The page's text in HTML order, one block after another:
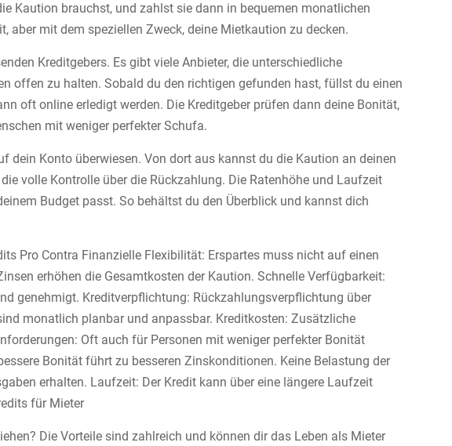
Kaution brauchst, und zahlst sie dann in bequemen monatlichen
aber mit dem speziellen Zweck, deine Mietkaution zu decken.
Kreditgebers. Es gibt viele Anbieter, die unterschiedliche
offen zu halten. Sobald du den richtigen gefunden hast, füllst du einen
oft online erledigt werden. Die Kreditgeber prüfen dann deine Bonität,
mit weniger perfekter Schufa.
dein Konto überwiesen. Von dort aus kannst du die Kaution an deinen
volle Kontrolle über die Rückzahlung. Die Ratenhöhe und Laufzeit
Budget passt. So behältst du den Überblick und kannst dich
Pro Contra Finanzielle Flexibilität: Erspartes muss nicht auf einen
erhöhen die Gesamtkosten der Kaution. Schnelle Verfügbarkeit:
genehmigt. Kreditverpflichtung: Rückzahlungsverpflichtung über
monatlich planbar und anpassbar. Kreditkosten: Zusätzliche
Oft auch für Personen mit weniger perfekter Bonität
Bonität führt zu besseren Zinskonditionen. Keine Belastung der
erhalten. Laufzeit: Der Kredit kann über eine längere Laufzeit
für Mieter
Die Vorteile sind zahlreich und können dir das Leben als Mieter